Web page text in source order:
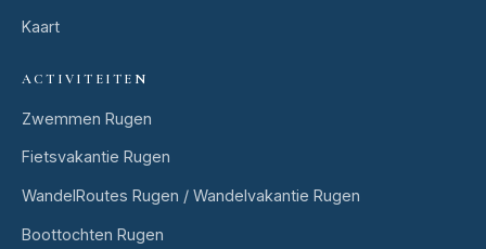
Kaart
ACTIVITEITEN
Zwemmen Rugen
Fietsvakantie Rugen
WandelRoutes Rugen / Wandelvakantie Rugen
Boottochten Rugen